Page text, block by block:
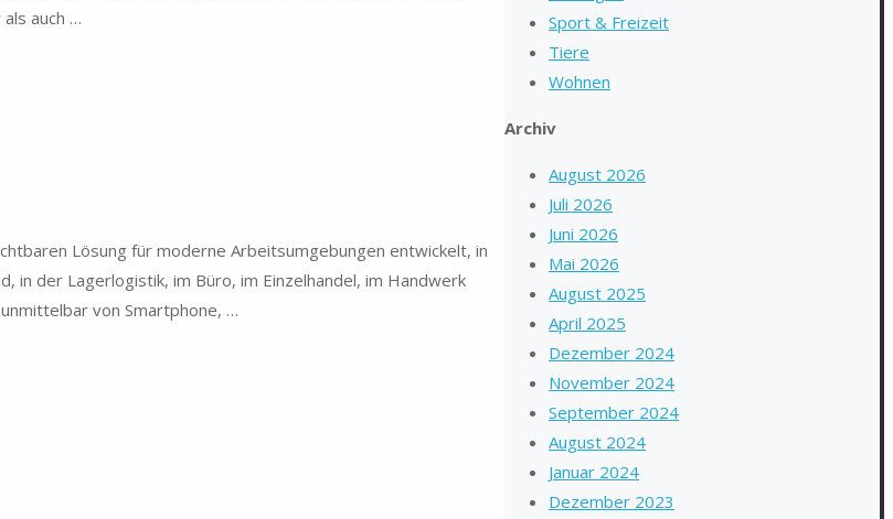
auch …
Lösung für moderne Arbeitsumgebungen entwickelt, in
in der Lagerlogistik, im Büro, im Einzelhandel, im Handwerk
von Smartphone, …
Sport & Freizeit
Tiere
Wohnen
Archiv
August 2026
Juli 2026
Juni 2026
Mai 2026
August 2025
April 2025
Dezember 2024
November 2024
September 2024
August 2024
Januar 2024
Dezember 2023